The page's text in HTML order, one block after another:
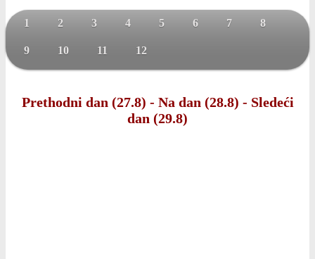
1 2 3 4 5 6 7 8
9 10 11 12
Prethodni dan (27.8) - Na dan (28.8) - Sledeći
dan (29.8)